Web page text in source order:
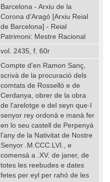
Barcelona - Arxiu de la
Corona d'Aragó [Arxiu Reial
de Barcelona] - Reial
Patrimoni: Mestre Racional
vol. 2435, f. 60r
Compte d'en Ramon Sanç,
scrivà de la procuració dels
comtats de Rosselló e de
Cerdanya, obrer de la obra
de l'arelotge e del seyn que·l
senyor rey ordonà e manà fer
en lo seu castell de Perpenyà
l'any de la Nativitat de Nostre
Senyor .M.CCC.LVI., e
comensà a .XV. de janer, de
totes les reebudes e dates
fetes per eyl per rahó de les